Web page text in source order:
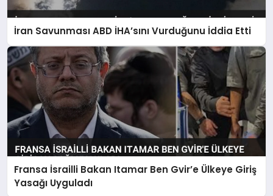
İran Savunması ABD İHA’sını Vurduğunu İddia Etti
Fransa İsrailli Bakan Itamar Ben Gvir’e Ülkeye Giriş
Yasağı Uyguladı